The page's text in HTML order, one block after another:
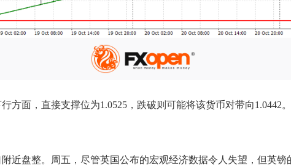
方面，直接支撑位为1.0525，跌破则可能将该货币对带向1.0442
近盘整。周五，尽管英国公布的宏观经济数据令人失望，但英